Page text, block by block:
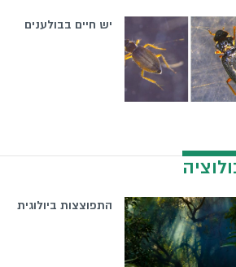
יש חיים בבולענים
התפוצצות ביולוגית